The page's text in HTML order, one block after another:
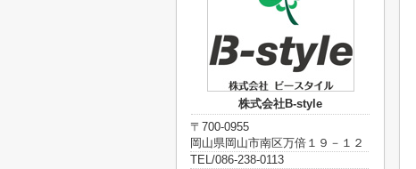
株式会社B-style
〒700-0955
岡山県岡山市南区万倍１９－１２
TEL/086-238-0113